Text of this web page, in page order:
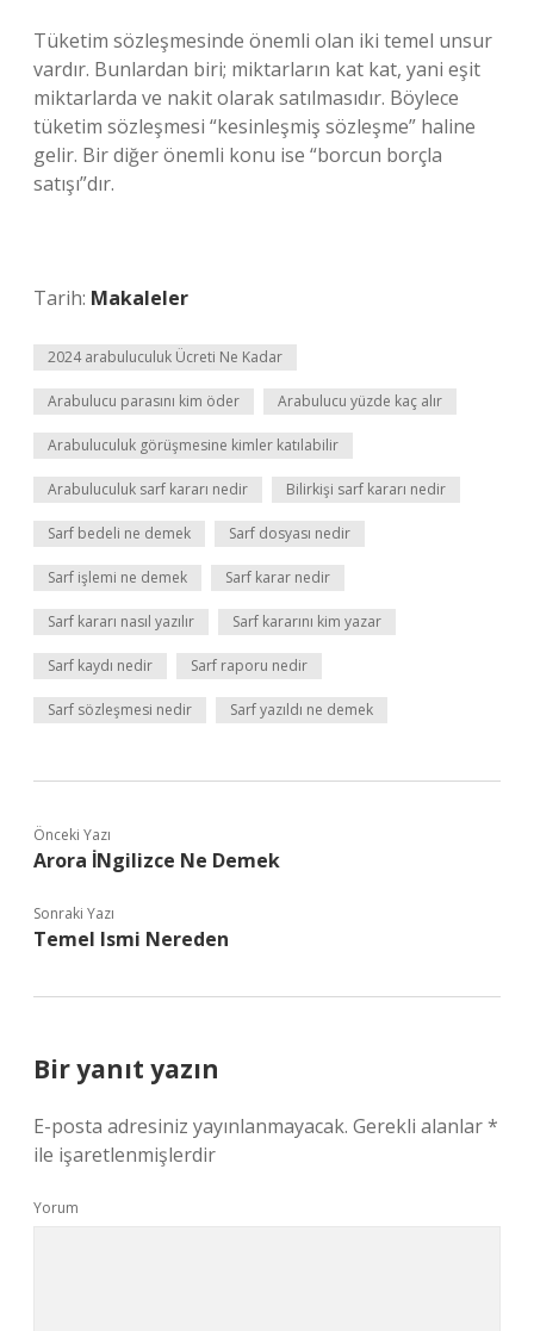
Tüketim sözleşmesinde önemli olan iki temel unsur
vardır. Bunlardan biri; miktarların kat kat, yani eşit
miktarlarda ve nakit olarak satılmasıdır. Böylece
tüketim sözleşmesi “kesinleşmiş sözleşme” haline
gelir. Bir diğer önemli konu ise “borcun borçla
satışı”dır.
Tarih: Makaleler
2024 arabuluculuk Ücreti Ne Kadar
Arabulucu parasını kim öder Arabulucu yüzde kaç alır
Arabuluculuk görüşmesine kimler katılabilir
Arabuluculuk sarf kararı nedir Bilirkişi sarf kararı nedir
Sarf bedeli ne demek Sarf dosyası nedir
Sarf işlemi ne demek Sarf karar nedir
Sarf kararı nasıl yazılır Sarf kararını kim yazar
Sarf kaydı nedir Sarf raporu nedir
Sarf sözleşmesi nedir Sarf yazıldı ne demek
Önceki Yazı
Arora İNgilizce Ne Demek
Sonraki Yazı
Temel Ismi Nereden
Bir yanıt yazın
E-posta adresiniz yayınlanmayacak. Gerekli alanlar*
ile işaretlenmişlerdir
Yorum